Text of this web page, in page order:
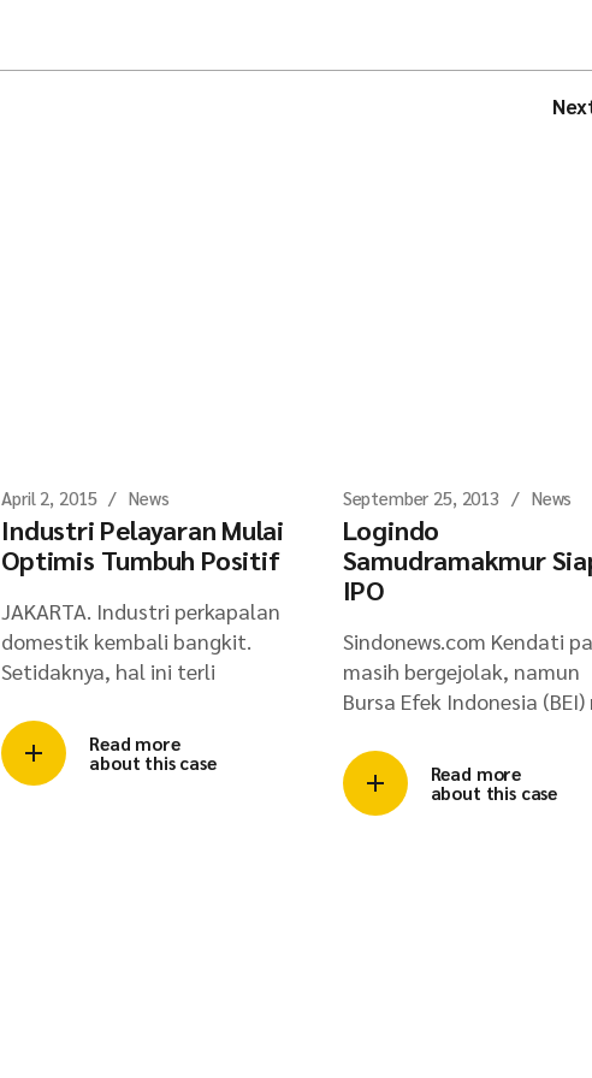
April 2, 2015 News
Industri Pelayaran Mulai
Optimis Tumbuh Positif
JAKARTA. Industri perkapalan
domestik kembali bangkit.
Setidaknya, hal ini terli
Read more
about this case
September 25, 2013 News
Logindo
Samudramakmur
IPO
Sindonews.com Kendati
masih bergejolak, namun
Bursa Efek Indonesia (BEI)
Read more
about this case